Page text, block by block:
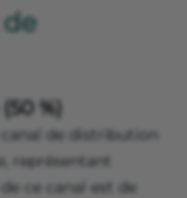
de
%)
de distribution
représentant
ce canal est de